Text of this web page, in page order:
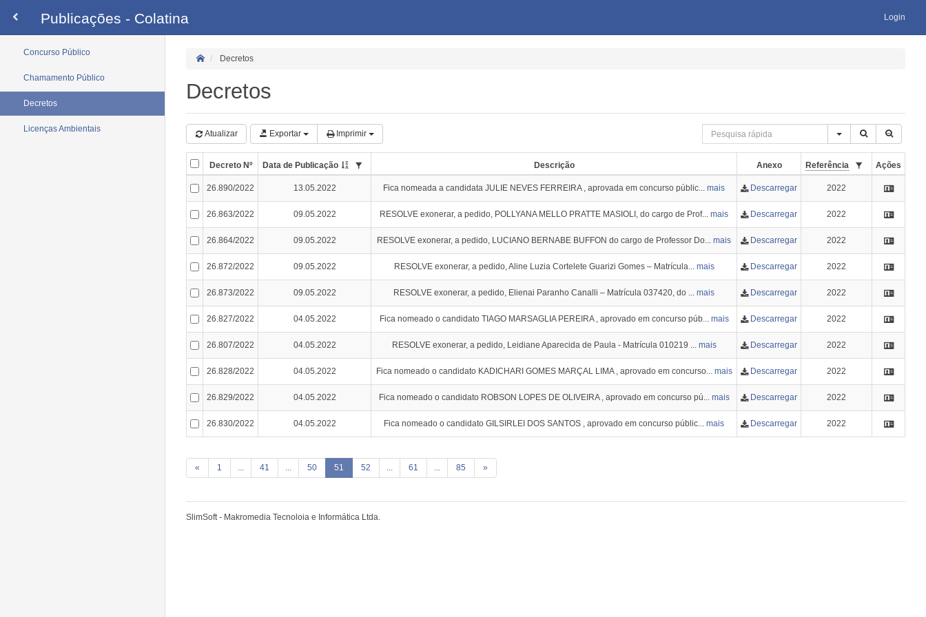
Publicações - Colatina Login
Concurso Público
Chamamento Público
Decretos
Licenças Ambientais
Decretos
Decretos
Atualizar Exportar Imprimir
Decreto Nº Data de Publicação Descrição Anexo Referência Ações
26.890/2022 13.05.2022 Fica nomeada a candidata JULIE NEVES FERREIRA , aprovada em concurso públic... mais Descarregar 2022
26.863/2022 09.05.2022 RESOLVE exonerar, a pedido, POLLYANA MELLO PRATTE MASIOLI, do cargo de Prof... mais Descarregar 2022
26.864/2022 09.05.2022 RESOLVE exonerar, a pedido, LUCIANO BERNABE BUFFON do cargo de Professor Do... mais Descarregar 2022
26.872/2022 09.05.2022 RESOLVE exonerar, a pedido, Aline Luzia Cortelete Guarizi Gomes – Matrícula... mais Descarregar 2022
26.873/2022 09.05.2022 RESOLVE exonerar, a pedido, Elienai Paranho Canalli – Matrícula 037420, do ... mais Descarregar 2022
26.827/2022 04.05.2022 Fica nomeado o candidato TIAGO MARSAGLIA PEREIRA , aprovado em concurso púb... mais Descarregar 2022
26.807/2022 04.05.2022 RESOLVE exonerar, a pedido, Leidiane Aparecida de Paula - Matrícula 010219 ... mais Descarregar 2022
26.828/2022 04.05.2022 Fica nomeado o candidato KADICHARI GOMES MARÇAL LIMA , aprovado em concurso... mais Descarregar 2022
26.829/2022 04.05.2022 Fica nomeado o candidato ROBSON LOPES DE OLIVEIRA , aprovado em concurso pú... mais Descarregar 2022
26.830/2022 04.05.2022 Fica nomeado o candidato GILSIRLEI DOS SANTOS , aprovado em concurso públic... mais Descarregar 2022
« 1 ... 41 ... 50 51 52 ... 61 ... 85 »
SlimSoft - Makromedia Tecnoloia e Informática Ltda.